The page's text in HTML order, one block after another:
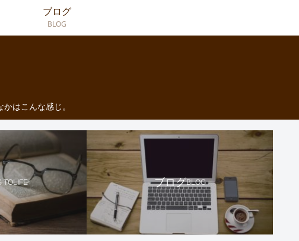
はこんな感じ。
ブログ
BLOG
TOLIFE ブログBLOG